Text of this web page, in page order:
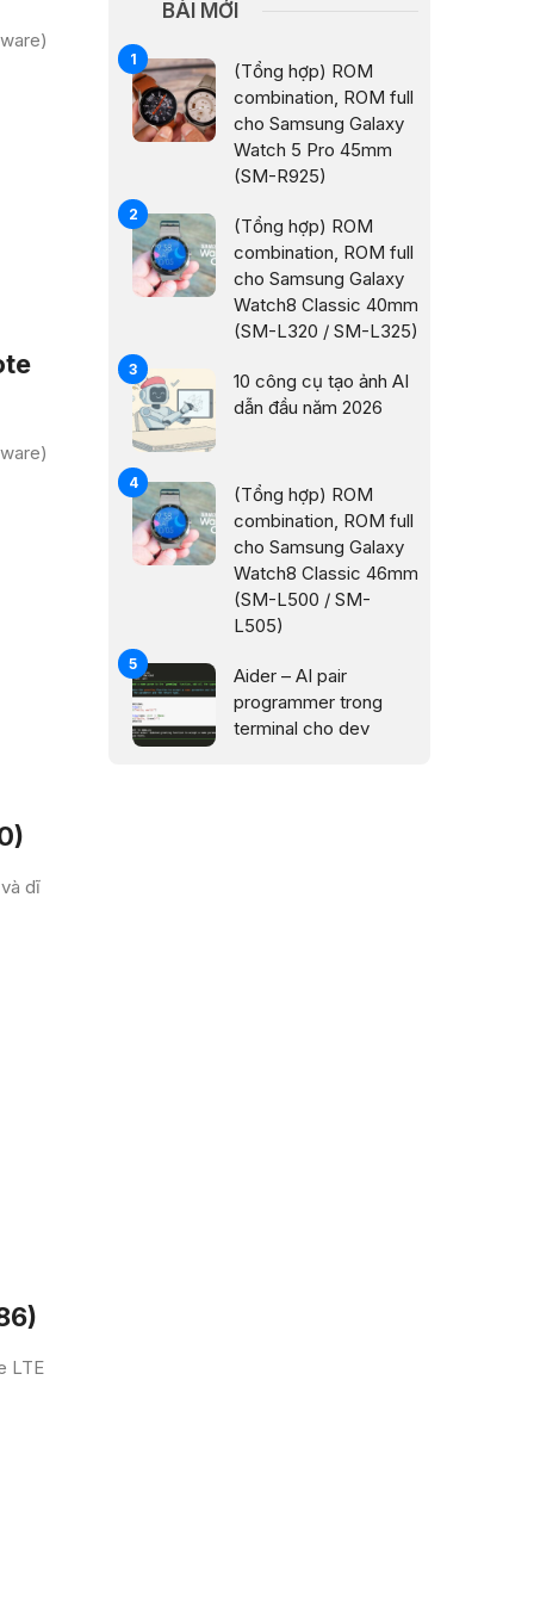
dĩ
LTE
BÀI MỚI
(Tổng hợp) ROM
combination, ROM full
cho Samsung Galaxy
Watch 5 Pro 45mm
(SM-R925)
(Tổng hợp) ROM
combination, ROM full
cho Samsung Galaxy
Watch8 Classic 40mm
(SM-L320 / SM-L325)
10 công cụ tạo ảnh AI
dẫn đầu năm 2026
(Tổng hợp) ROM
combination, ROM full
cho Samsung Galaxy
Watch8 Classic 46mm
(SM-L500 / SM-
L505)
Aider – AI pair
programmer trong
terminal cho dev